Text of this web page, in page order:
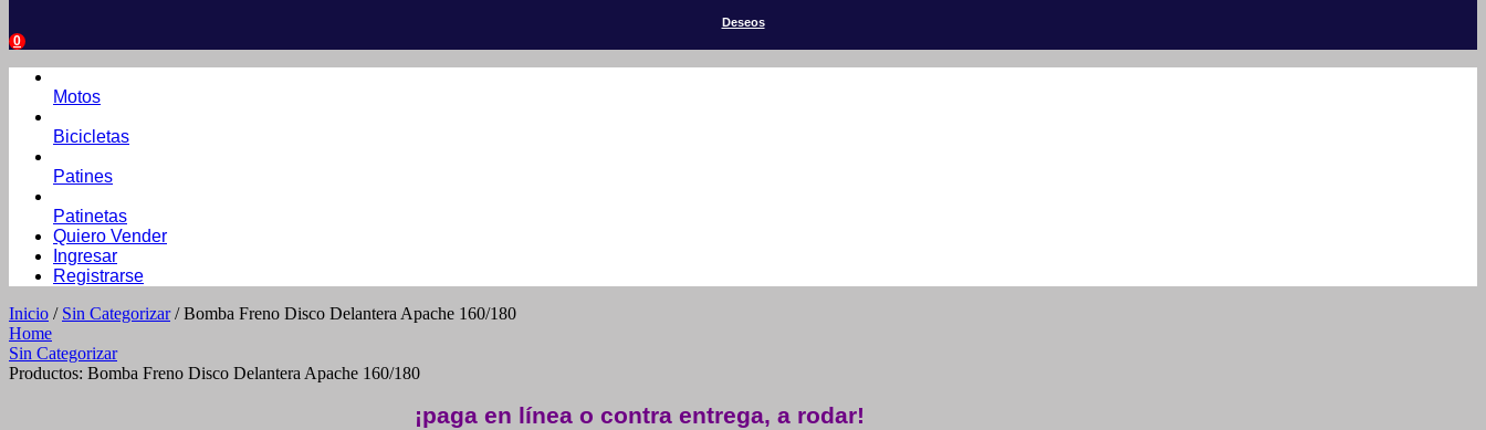
Deseos
0
Motos
Bicicletas
Patines
Patinetas
Quiero Vender
Ingresar
Registrarse
Inicio / Sin Categorizar/ Bomba Freno Disco Delantera Apache 160/180
Home
Sin Categorizar
Productos: Bomba Freno Disco Delantera Apache 160/180
¡paga en línea o contra entrega, a rodar!